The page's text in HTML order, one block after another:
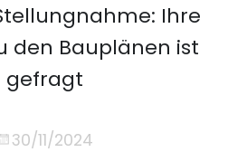
Ihre
den Bauplänen ist
gefragt
30/11/2024